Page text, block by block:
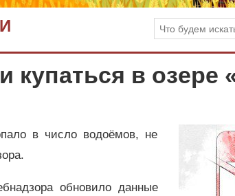
купаться в озере
в число водоёмов, не
обновило данные